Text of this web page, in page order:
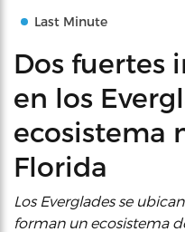
Last Minute
Dos fuertes
en los
ecosistema
Florida
Los Everglades se
forman un ecosistema